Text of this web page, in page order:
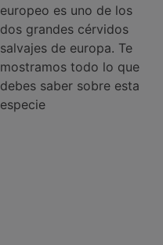
europeo es uno de los
dos grandes cérvidos
salvajes de europa. Te
mostramos todo lo que
debes saber sobre esta
especie